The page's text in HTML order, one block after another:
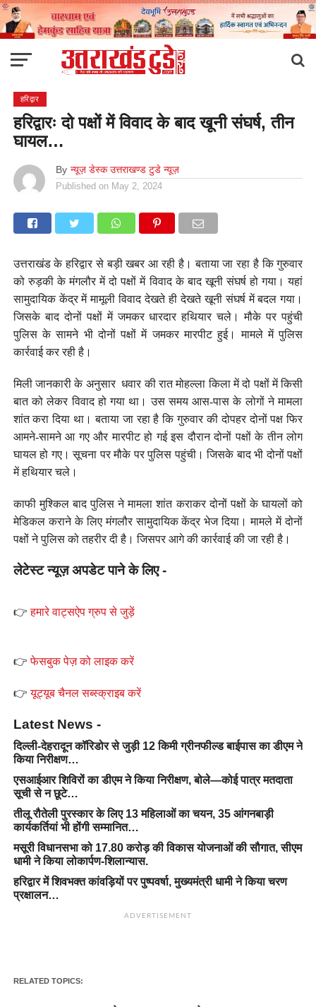
हरिद्वार
हरिद्वारः दो पक्षों में विवाद के बाद खूनी संघर्ष, तीन
घायल…
By न्यूज़ डेस्क उत्तराखण्ड टुडे न्यूज़
Published on May 2, 2024
उत्तराखंड के हरिद्वार से बड़ी खबर आ रही है। बताया जा रहा है कि गुरुवार
को रुड़की के मंगलौर में दो पक्षों में विवाद के बाद खूनी संघर्ष हो गया। यहां
सामुदायिक केंद्र में मामूली विवाद देखते ही देखते खूनी संघर्ष में बदल गया।
जिसके बाद दोनों पक्षों में जमकर धारदार हथियार चले। मौके पर पहुंची
पुलिस के सामने भी दोनों पक्षों में जमकर मारपीट हुई। मामले में पुलिस
कार्रवाई कर रही है।
मिली जानकारी के अनुसार धवार की रात मोहल्ला किला में दो पक्षों में किसी
बात को लेकर विवाद हो गया था। उस समय आस-पास के लोगों ने मामला
शांत करा दिया था। बताया जा रहा है कि गुरुवार की दोपहर दोनों पक्ष फिर
आमने-सामने आ गए और मारपीट हो गई इस दौरान दोनों पक्षों के तीन लोग
घायल हो गए। सूचना पर मौके पर पुलिस पहुंची। जिसके बाद भी दोनों पक्षों
में हथियार चले।
काफी मुश्किल बाद पुलिस ने मामला शांत कराकर दोनों पक्षों के घायलों को
मेडिकल कराने के लिए मंगलौर सामुदायिक केंद्र भेज दिया। मामले में दोनों
पक्षों ने पुलिस को तहरीर दी है। जिसपर आगे की कार्रवाई की जा रही है।
लेटेस्ट न्यूज़ अपडेट पाने के लिए -
👉हमारे वाट्सऐप ग्रुप से जुड़ें
👉फेसबुक पेज़ को लाइक करें
👉यूट्यूब चैनल सब्स्क्राइब करें
Latest News -
दिल्ली-देहरादून कॉरिडोर से जुड़ी 12 किमी ग्रीनफील्ड बाईपास का डीएम ने
किया निरीक्षण…
एसआईआर शिविरों का डीएम ने किया निरीक्षण, बोले—कोई पात्र मतदाता
सूची से न छूटे…
तीलू रौतेली पुरस्कार के लिए 13 महिलाओं का चयन, 35 आंगनबाड़ी
कार्यकर्तियां भी होंगी सम्मानित…
मसूरी विधानसभा को 17.80 करोड़ की विकास योजनाओं की सौगात, सीएम
धामी ने किया लोकार्पण-शिलान्यास.
हरिद्वार में शिवभक्त कांवड़ियों पर पुष्पवर्षा, मुख्यमंत्री धामी ने किया चरण
प्रक्षालन…
ADVERTISEMENT
RELATED TOPICS: